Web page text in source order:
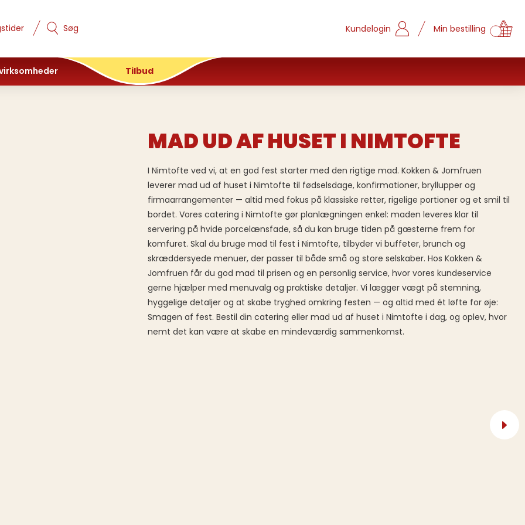
Søg Kundelogin Min bestilling
Tilbud
MAD UD AF HUSET I NIMTOFTE
I Nimtofte ved vi, at en god fest starter med den rigtige mad. Kokken & Jomfruen
leverer mad ud af huset i Nimtofte til fødselsdage, konfirmationer, bryllupper og
firmaarrangementer — altid med fokus på klassiske retter, rigelige portioner og et smil til
bordet. Vores catering i Nimtofte gør planlægningen enkel: maden leveres klar til
servering på hvide porcelænsfade, så du kan bruge tiden på gæsterne frem for
komfuret. Skal du bruge mad til fest i Nimtofte, tilbyder vi buffeter, brunch og
skræddersyede menuer, der passer til både små og store selskaber. Hos Kokken &
Jomfruen får du god mad til prisen og en personlig service, hvor vores kundeservice
gerne hjælper med menuvalg og praktiske detaljer. Vi lægger vægt på stemning,
hyggelige detaljer og at skabe tryghed omkring festen — og altid med ét løfte for øje:
Smagen af fest. Bestil din catering eller mad ud af huset i Nimtofte i dag, og oplev, hvor
nemt det kan være at skabe en mindeværdig sammenkomst.